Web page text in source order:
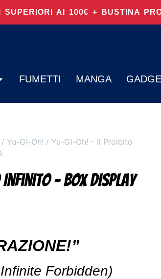
AI 100€ + BUSTINA
FUMETTI MANGA
/ Yu-Gi-Oh! / Yu-Gi-Oh! – Il Proibito
– BOX Display
Forbidden)